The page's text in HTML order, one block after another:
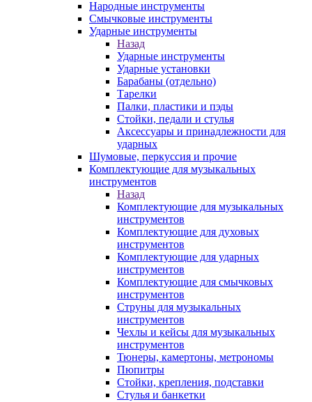
Народные инструменты
Смычковые инструменты
Ударные инструменты
Назад
Ударные инструменты
Ударные установки
Барабаны (отдельно)
Тарелки
Палки, пластики и пэды
Стойки, педали и стулья
Аксессуары и принадлежности для
ударных
Шумовые, перкуссия и прочие
Комплектующие для музыкальных
инструментов
Назад
Комплектующие для музыкальных
инструментов
Комплектующие для духовых
инструментов
Комплектующие для ударных
инструментов
Комплектующие для смычковых
инструментов
Струны для музыкальных
инструментов
Чехлы и кейсы для музыкальных
инструментов
Тюнеры, камертоны, метрономы
Пюпитры
Стойки, крепления, подставки
Стулья и банкетки